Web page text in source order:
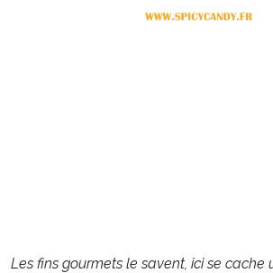
Les fins gourmets le savent, ici se cache